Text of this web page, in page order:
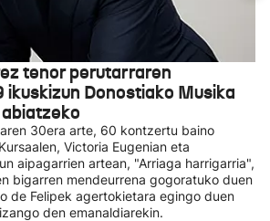
tenor perutarraren
Donostiako Musika
30era arte, 60 kontzertu baino
Victoria Eugenian eta
aipagarrien artean, "Arriaga harrigarria",
bigarren mendeurrena gogoratuko duen
de Felipek agertokietara egingo duen
den emanaldiarekin.